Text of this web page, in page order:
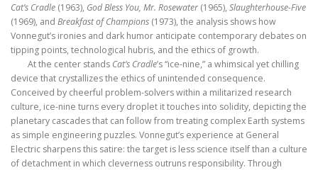
Cat’s Cradle (1963), God Bless You, Mr. Rosewater (1965), Slaughterhouse-Five
(1969), and Breakfast of Champions (1973), the analysis shows how
Vonnegut’s ironies and dark humor anticipate contemporary debates on
tipping points, technological hubris, and the ethics of growth.
At the center stands Cat’s Cradle’s “ice-nine,” a whimsical yet chilling
device that crystallizes the ethics of unintended consequence.
Conceived by cheerful problem-solvers within a militarized research
culture, ice-nine turns every droplet it touches into solidity, depicting the
planetary cascades that can follow from treating complex Earth systems
as simple engineering puzzles. Vonnegut’s experience at General
Electric sharpens this satire: the target is less science itself than a culture
of detachment in which cleverness outruns responsibility. Through